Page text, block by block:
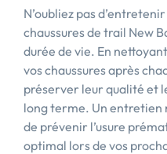
N’oubliez pas
chaussures de trail New
durée de vie. En
vos chaussures après
préserver leur qualité et
long terme. Un
de prévenir l’usure
optimal lors de vos